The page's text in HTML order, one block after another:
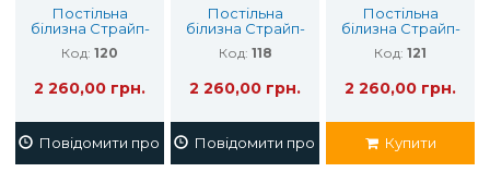
Постільна
білизна Страйп-
Код: 120
2 260,00 грн.
Повідомити про наявність
Постільна
білизна Страйп-
Код: 118
2 260,00 грн.
Повідомити про наявність
Постільна
білизна Страйп-
Код: 121
2 260,00 грн.
Купити